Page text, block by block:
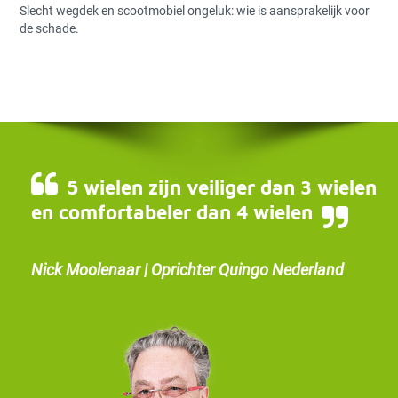
Slecht wegdek en scootmobiel ongeluk: wie is aansprakelijk voor
de schade.
5 wielen zijn veiliger dan 3 wielen
en comfortabeler dan 4 wielen
Nick Moolenaar | Oprichter Quingo Nederland